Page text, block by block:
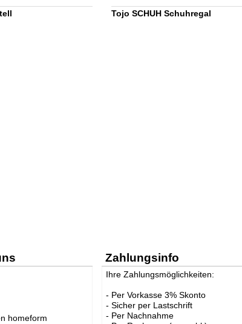
Tojo SCHUH Schuhregal
homeform
Zahlungsinfo
Ihre Zahlungsmöglichkeiten:
- Per Vorkasse 3% Skonto
- Sicher per Lastschrift
- Per Nachnahme